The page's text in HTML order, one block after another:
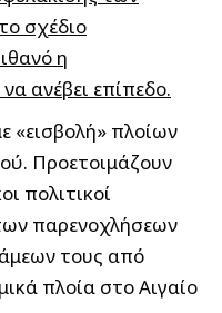
σχέδιο
η
ανέβει επίπεδο.
«εισβολή» πλοίων
Προετοιμάζουν
πολιτικοί
παρενοχλήσεων
τους από
πλοία στο Αιγαίο